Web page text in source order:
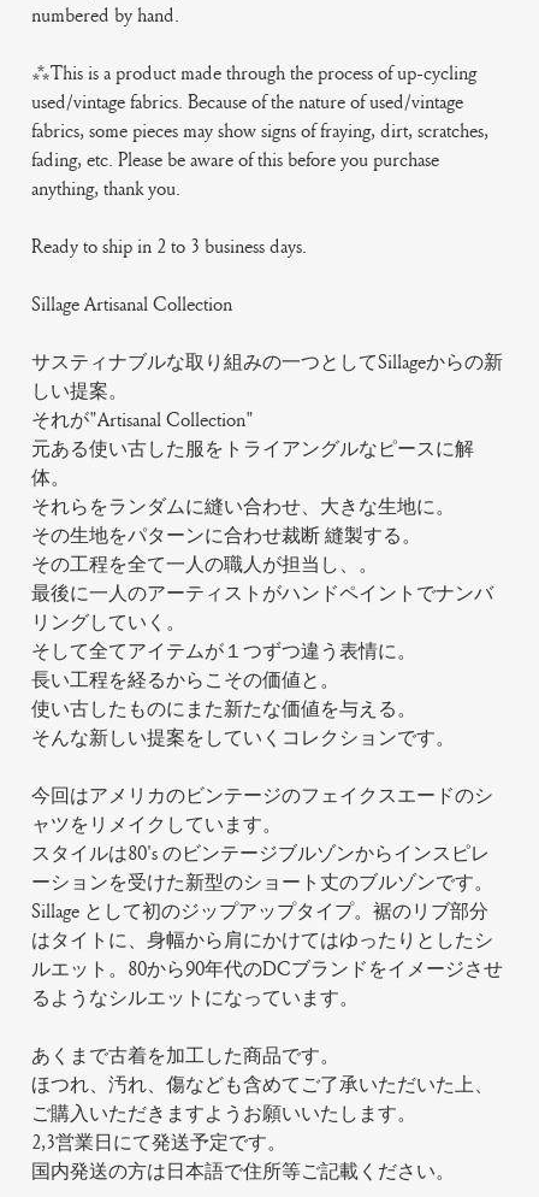
numbered by hand.
***This is a product made through the process of up-cycling
used/vintage fabrics. Because of the nature of used/vintage
fabrics, some pieces may show signs of fraying, dirt, scratches,
fading, etc. Please be aware of this before you purchase
anything, thank you.
Ready to ship in 2 to 3 business days.
Sillage Artisanal Collection
サスティナブルな取り組みの一つとしてSillageからの新
しい提案。
それが"Artisanal Collection"
元ある使い古した服をトライアングルなピースに解
体。
それらをランダムに縫い合わせ、大きな生地に。
その生地をパターンに合わせ裁断 縫製する。
その工程を全て一人の職人が担当し、。
最後に一人のアーティストがハンドペイントでナンバ
リングしていく。
そして全てアイテムが１つずつ違う表情に。
長い工程を経るからこその価値と。
使い古したものにまた新たな価値を与える。
そんな新しい提案をしていくコレクションです。
今回はアメリカのビンテージのフェイクスエードのシ
ャツをリメイクしています。
スタイルは80's のビンテージブルゾンからインスピレ
ーションを受けた新型のショート丈のブルゾンです。
Sillage として初のジップアップタイプ。裾のリブ部分
はタイトに、身幅から肩にかけてはゆったりとしたシ
ルエット。80から90年代のDCブランドをイメージさせ
るようなシルエットになっています。
あくまで古着を加工した商品です。
ほつれ、汚れ、傷なども含めてご了承いただいた上、
ご購入いただきますようお願いいたします。
2,3営業日にて発送予定です。
国内発送の方は日本語で住所等ご記載ください。